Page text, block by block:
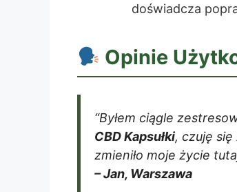
doświadcza
Opinie
“Byłem ciągle
CBD Kapsułki, czuję
zmieniło moje życie
– Jan, Warszawa